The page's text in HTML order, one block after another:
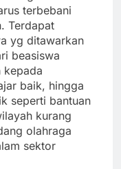
terbebani
Terdapat
yg ditawarkan
beasiswa
kepada
baik, hingga
seperti bantuan
kurang
olahraga
sektor